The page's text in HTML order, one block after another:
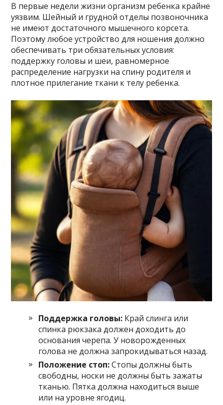
В первые недели жизни организм ребенка крайне
уязвим. Шейный и грудной отделы позвоночника
не имеют достаточного мышечного корсета.
Поэтому любое устройство для ношения должно
обеспечивать три обязательных условия:
поддержку головы и шеи, равномерное
распределение нагрузки на спину родителя и
плотное прилегание ткани к телу ребенка.
Поддержка головы: Край слинга или
спинка рюкзака должен доходить до
основания черепа. У новорожденных
голова не должна запрокидываться назад.
Положение стоп:Стопы должны быть
свободны, носки не должны быть зажаты
тканью. Пятка должна находиться выше
или на уровне ягодиц.